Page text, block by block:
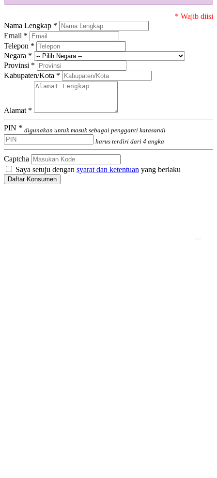
* Wajib diisi
Nama Lengkap *
Email *
Telepon *
Negara *
Provinsi *
Kabupaten/Kota *
Alamat *
PIN * digunakan untuk masuk sebagai pengganti katasandi
harus terdiri dari 4 angka
Captcha
Saya setuju dengan syarat dan ketentuan yang berlaku
Daftar Konsumen